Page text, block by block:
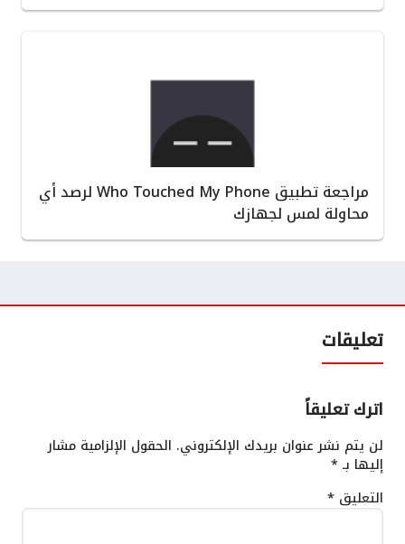
مراجعة تطبيق Who Touched My Phone لرصد أي
محاولة لمس لجهازك
تعليقات
اترك تعليقاً
لن يتم نشر عنوان بريدك الإلكتروني. الحقول الإلزامية مشار
إليها بـ*
التعليق *